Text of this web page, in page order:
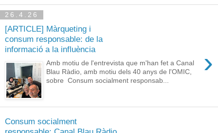
26.4.26
[ARTICLE] Màrqueting i
consum responsable: de la
informació a la influència
›
Amb motiu de l'entrevista que m'han fet a Canal
Blau Ràdio, amb motiu dels 40 anys de l'OMIC,
sobre Consum socialment responsab...
Consum socialment